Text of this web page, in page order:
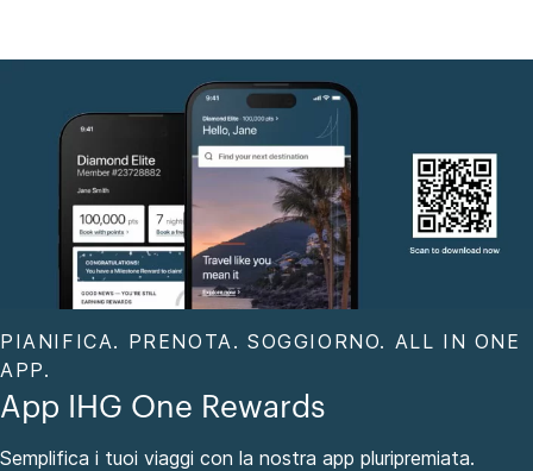
PIANIFICA. PRENOTA. SOGGIORNO. ALL IN ONE
APP.
App IHG One Rewards
Semplifica i tuoi viaggi con la nostra app pluripremiata.